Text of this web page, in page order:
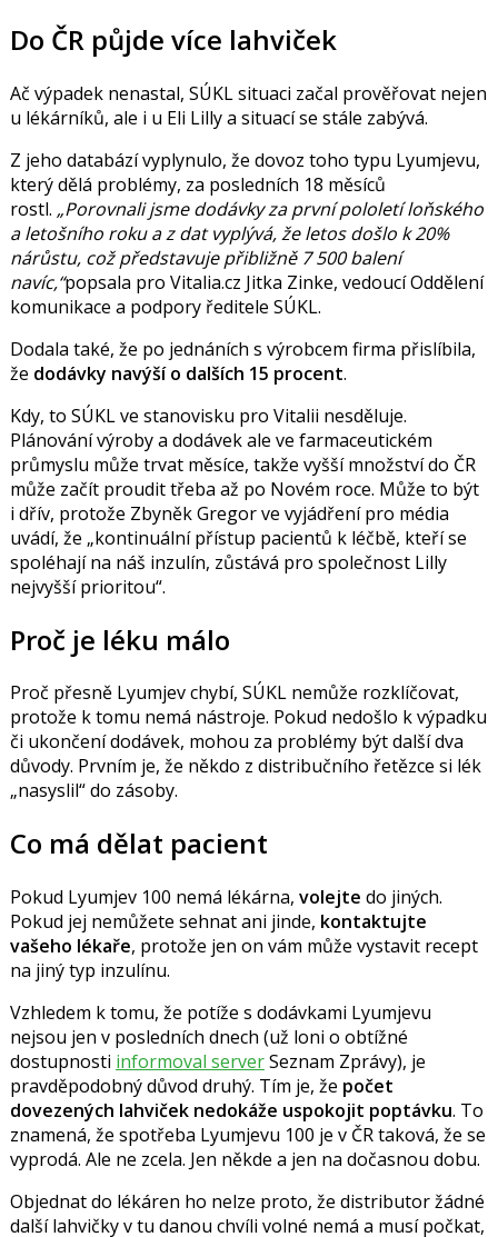
Do ČR půjde více lahviček
Ač výpadek nenastal, SÚKL situaci začal prověřovat nejen
u lékárníků, ale i u Eli Lilly a situací se stále zabývá.
Z jeho databází vyplynulo, že dovoz toho typu Lyumjevu,
který dělá problémy, za posledních 18 měsíců
rostl. Porovnali jsme dodávky za první pololetí loňského
a letošního roku a z dat vyplývá, že letos došlo k 20%
nárůstu, což představuje přibližně 7 500 balení
navíc, popsala pro Vitalia.cz Jitka Zinke, vedoucíOddělení
komunikace a podpory ředitele SÚKL.
Dodala také, že po jednáních s výrobcem firma přislíbila,
že dodávky navýší o dalších 15 procent.
Kdy, to SÚKL ve stanovisku pro Vitalii nesděluje.
Plánování výroby a dodávek ale ve farmaceutickém
průmyslu může trvat měsíce, takže vyšší množství do ČR
může začít proudit třeba až po Novém roce. Může to být
i dřív, protože Zbyněk Gregor ve vyjádření pro média
uvádí, že kontinuální přístup pacientů k léčbě, kteří se
spoléhají na náš inzulín, zůstává pro společnost Lilly
nejvyšší prioritou .
Proč je léku málo
Proč přesně Lyumjev chybí, SÚKL nemůže rozklíčovat,
protože k tomu nemá nástroje. Pokud nedošlo k výpadku
či ukončení dodávek, mohou za problémy být další dva
důvody. Prvním je, že někdo z distribučního řetězce si lék
nasyslil do zásoby.
Co má dělat pacient
Pokud Lyumjev 100 nemá lékárna, volejte do jiných.
Pokud jej nemůžete sehnat ani jinde, kontaktujte
vašeho lékaře, protože jen on vám může vystavit recept
na jiný typ inzulínu.
Vzhledem k tomu, že potíže s dodávkami Lyumjevu
nejsou jen v posledních dnech (už loni o obtížné
dostupnosti informoval serverSeznam Zprávy), je
pravděpodobný důvod druhý. Tím je, že počet
dovezených lahviček nedokáže uspokojit poptávku. To
znamená, že spotřeba Lyumjevu 100 je v ČR taková, že se
vyprodá. Ale ne zcela. Jen někde a jen na dočasnou dobu.
Objednat do lékáren ho nelze proto, že distributor žádné
další lahvičky v tu danou chvíli volné nemá a musí počkat,